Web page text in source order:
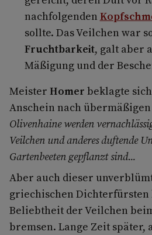
nachfolgenden
sollte. Das Veilchen war
Fruchtbarkeit, galt aber
Mäßigung und der
Meister Homer beklagte
Anschein nach
Olivenhaine werden
Veilchen und anderes duftende
Gartenbeeten ge­pflanzt sind...
Aber auch dieser
griechischen Dichterfürsten
Beliebtheit der Veilchen
bremsen. Lange Zeit später,